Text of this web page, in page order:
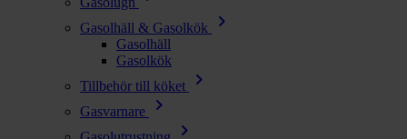
Gasolhäll & Gasolkök chevron_right
Gasolhäll
Gasolkök
Tillbehör till köket
chevron_right
Gasvarnare chevron_right
chevron_right